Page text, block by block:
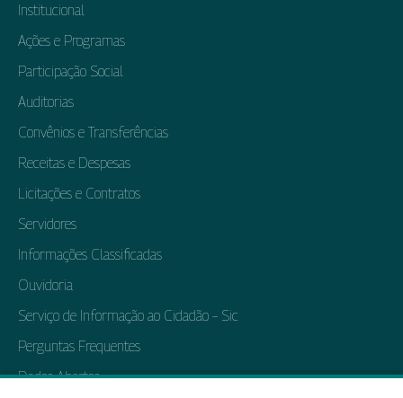
Institucional
Ações e Programas
Participação Social
Auditorias
Convênios e Transferências
Receitas e Despesas
Licitações e Contratos
Servidores
Informações Classificadas
Ouvidoria
Serviço de Informação ao Cidadão – Sic
Perguntas Frequentes
Dados Abertos